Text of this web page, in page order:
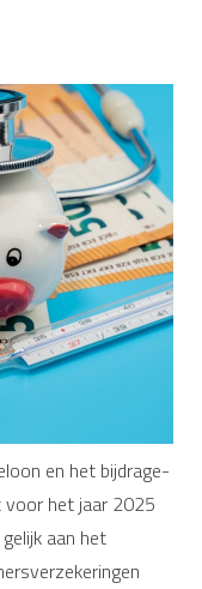
en het bijdrage-
voor het jaar 2025
aan het